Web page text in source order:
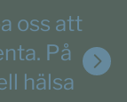
oss att
På
hälsa